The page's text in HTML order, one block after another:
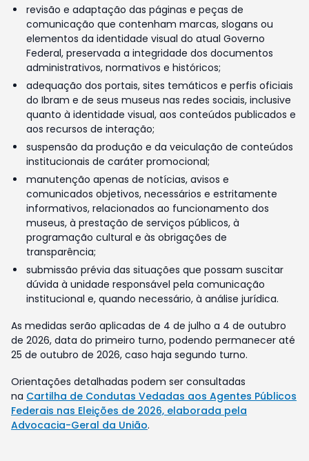
revisão e adaptação das páginas e peças de
comunicação que contenham marcas, slogans ou
elementos da identidade visual do atual Governo
Federal, preservada a integridade dos documentos
administrativos, normativos e históricos;
adequação dos portais, sites temáticos e perfis oficiais
do Ibram e de seus museus nas redes sociais, inclusive
quanto à identidade visual, aos conteúdos publicados e
aos recursos de interação;
suspensão da produção e da veiculação de conteúdos
institucionais de caráter promocional;
manutenção apenas de notícias, avisos e
comunicados objetivos, necessários e estritamente
informativos, relacionados ao funcionamento dos
museus, à prestação de serviços públicos, à
programação cultural e às obrigações de
transparência;
submissão prévia das situações que possam suscitar
dúvida à unidade responsável pela comunicação
institucional e, quando necessário, à análise jurídica.
As medidas serão aplicadas de 4 de julho a 4 de outubro
de 2026, data do primeiro turno, podendo permanecer até
25 de outubro de 2026, caso haja segundo turno.
Orientações detalhadas podem ser consultadas
na Cartilha de Condutas Vedadas aos Agentes Públicos
Federais nas Eleições de 2026, elaborada pela
Advocacia-Geral da União.